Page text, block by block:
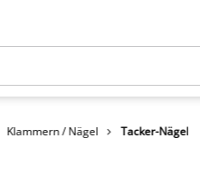
Klammern / Nägel Tacker-Nägel